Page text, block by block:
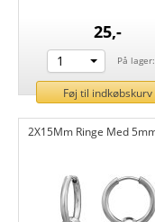
25,-
1 På lager:
Føj til indkøbskurv